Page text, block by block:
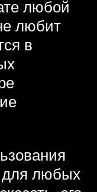
любой
любит
в
для любых